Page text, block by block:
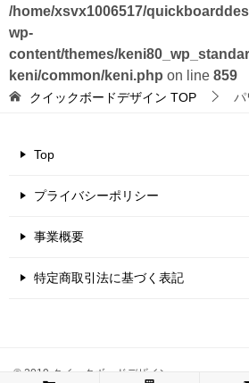
/home/xsvx1006517/
wp-
content/themes/
keni/common/keni.php on line 859
クイックボードデザイン TOP パ
Top
プライバシーポリシー
事業概要
特定商取引法に基づく表記
© 2019 クイックボードデザイン